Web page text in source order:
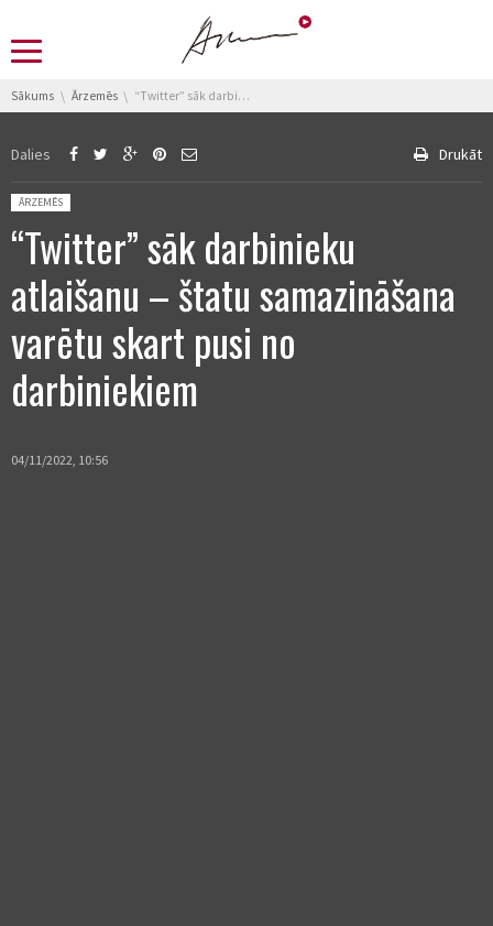
You are here:
Sākums Ārzemēs “Twitter” sāk darbinieku atlaišanu – štatu samazināšana varētu skart pusi no darbiniekiem
Dalies Drukāt
Posted in:
ĀRZEMĒS
“Twitter” sāk darbinieku
atlaišanu – štatu samazināšana
varētu skart pusi no
darbiniekiem
04/11/2022, 10:56